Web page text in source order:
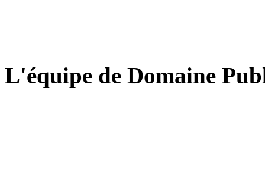
L'équipe de Domaine